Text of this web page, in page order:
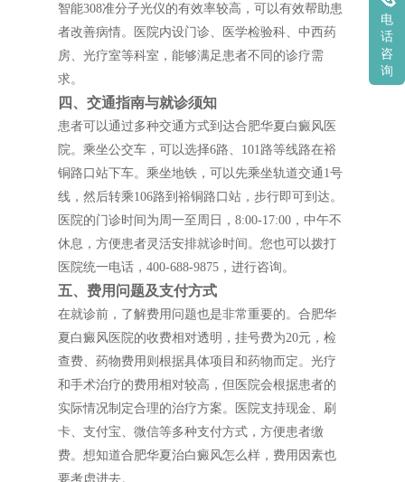
智能308准分子光仪的有效率较高，可以有效帮助患
者改善病情。医院内设门诊、医学检验科、中西药
房、光疗室等科室，能够满足患者不同的诊疗需
求。
四、交通指南与就诊须知
患者可以通过多种交通方式到达合肥华夏白癜风医
院。乘坐公交车，可以选择6路、101路等线路在裕
铜路口站下车。乘坐地铁，可以先乘坐轨道交通1号
线，然后转乘106路到裕铜路口站，步行即可到达。
医院的门诊时间为周一至周日，8:00-17:00，中午不
休息，方便患者灵活安排就诊时间。您也可以拨打
医院统一电话，400-688-9875，进行咨询。
五、费用问题及支付方式
在就诊前，了解费用问题也是非常重要的。合肥华
夏白癜风医院的收费相对透明，挂号费为20元，检
查费、药物费用则根据具体项目和药物而定。光疗
和手术治疗的费用相对较高，但医院会根据患者的
实际情况制定合理的治疗方案。医院支持现金、刷
卡、支付宝、微信等多种支付方式，方便患者缴
费。想知道合肥华夏治白癜风怎么样，费用因素也
要考虑进去。
电
话
咨
询